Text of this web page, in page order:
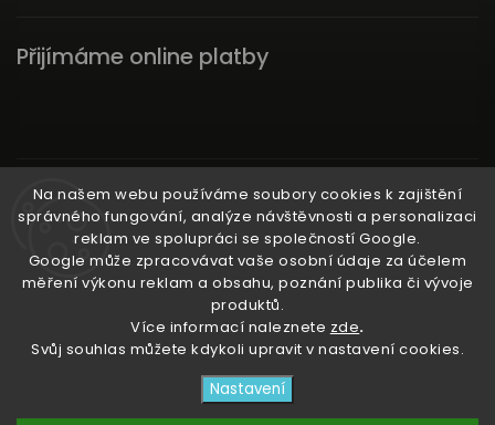
Na našem webu používáme soubory cookies k zajištění
správného fungování, analýze návštěvnosti a personalizaci
reklam ve spolupráci se společností Google.
Google může zpracovávat vaše osobní údaje za účelem
měření výkonu reklam a obsahu, poznání publika či vývoje
produktů.
Více informací naleznete zde.
Svůj souhlas můžete kdykoli upravit v nastavení cookies.
Nastavení
Přijímáme online platby
Instagram
Ať už ti nic neunikne!
3RACHAshop
vyhrazena.